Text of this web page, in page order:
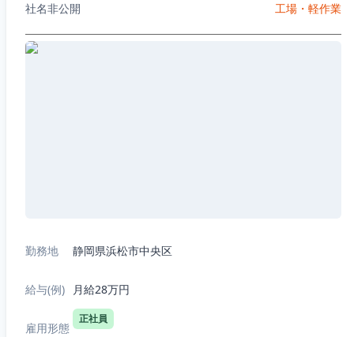
社名非公開 工場・軽作業
勤務地 静岡県浜松市中央区
給与(例) 月給28万円
雇用形態
正社員